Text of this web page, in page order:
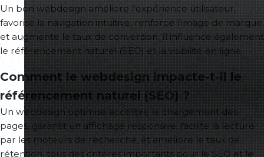
Un bon webdesign améliore l’expérience utilisateur,
favorise la navigation intuitive, renforce l’image de marque
et augmente le taux de conversion. Il influence également
le référencement naturel (SEO) et la visibilité en ligne.
Comment le webdesign impacte-t-il le
référencement naturel (SEO) ?
Un webdesign optimisé accélère le chargement des
pages, garantit un affichage responsive, facilite la lecture
par les moteurs de recherche, et améliore le taux de
rétention, tous des critères importants pour le SEO et le